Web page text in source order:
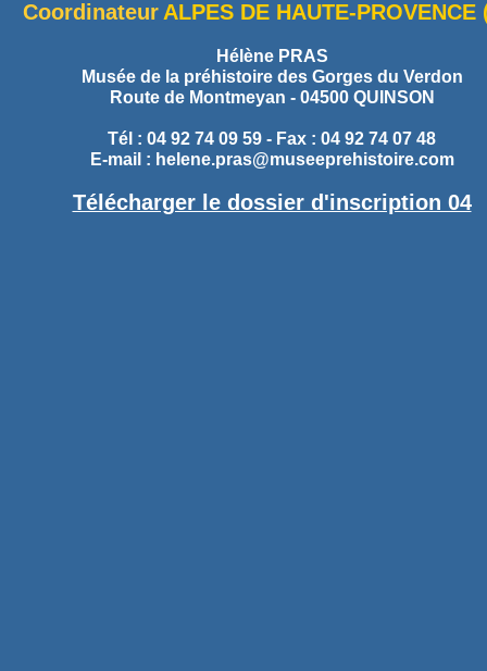
Coordinateur ALPES DE HAUTE-PROVENCE
Hélène PRAS
Musée de la préhistoire des Gorges du Verdon
Route de Montmeyan - 04500 QUINSON
Tél : 04 92 74 09 59 - Fax : 04 92 74 07 48
E-mail : helene.pras@museeprehistoire.com
Télécharger le dossier d'inscription 04